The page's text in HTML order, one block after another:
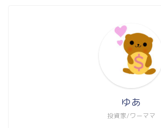
投資家/ワーママ
ゆあ